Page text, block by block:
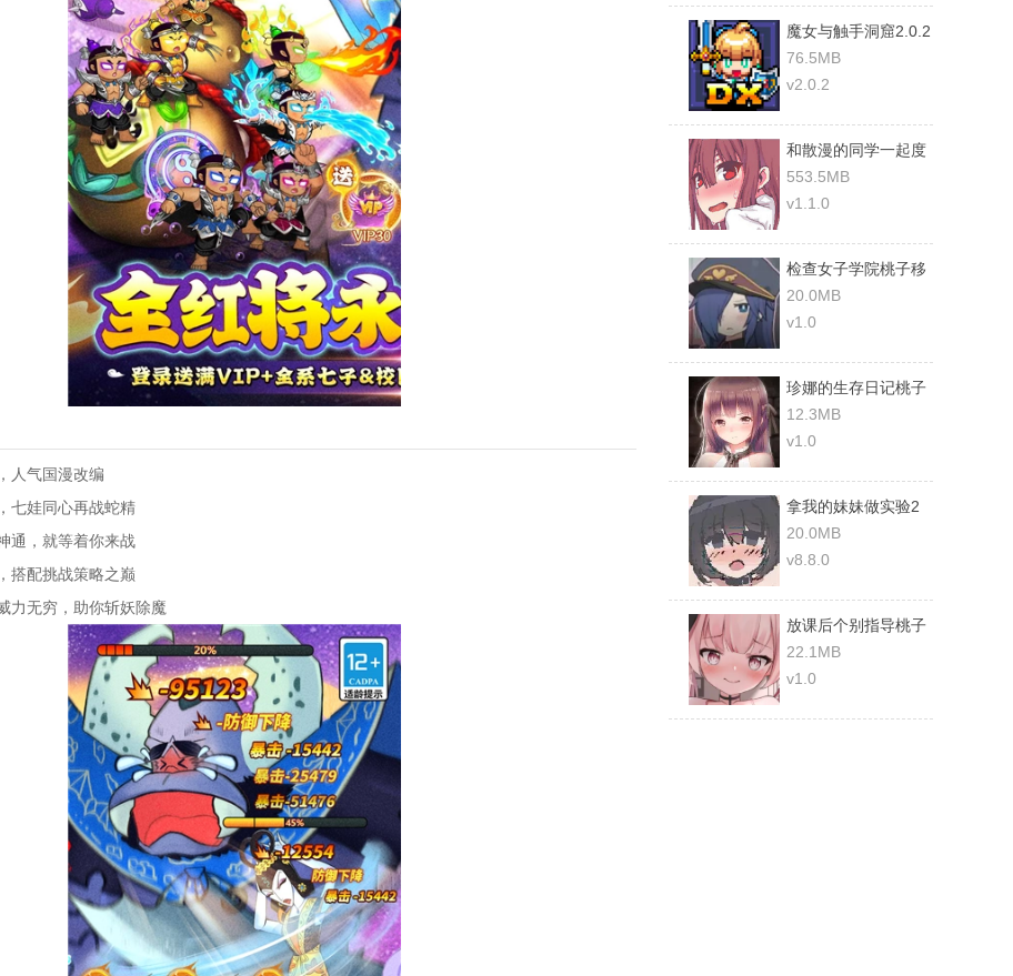
人气国漫改编
七娃同心再战蛇精
通，就等着你来战
搭配挑战策略之巅
力无穷，助你斩妖除魔
魔女与触手洞窟2.0.2
安卓版下载
76.5MB
v2.0.2
和散漫的同学一起度
过生活冷狐版
553.5MB
v1.1.0
检查女子学院桃子移
植安卓手游
20.0MB
v1.0
珍娜的生存日记桃子
移植
12.3MB
v1.0
拿我的妹妹做实验2
桃子移植
20.0MB
v8.8.0
放课后个别指导桃子
移植最新版
22.1MB
v1.0